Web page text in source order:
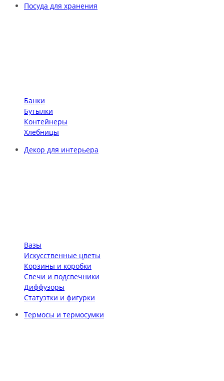
Посуда для хранения
Банки
Бутылки
Контейнеры
Хлебницы
Декор для интерьера
Вазы
Искусственные цветы
Корзины и коробки
Свечи и подсвечники
Диффузоры
Статуэтки и фигурки
Термосы и термосумки